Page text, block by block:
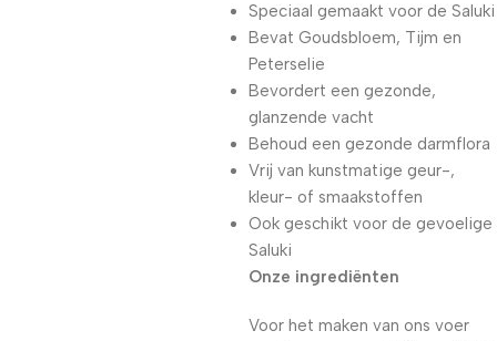
Speciaal gemaakt voor de Saluki
Bevat Goudsbloem, Tijm en
Peterselie
Bevordert een gezonde,
glanzende vacht
Behoud een gezonde darmflora
Vrij van kunstmatige geur-,
kleur- of smaakstoffen
Ook geschikt voor de gevoelige
Saluki
Onze ingrediënten
Voor het maken van ons voer